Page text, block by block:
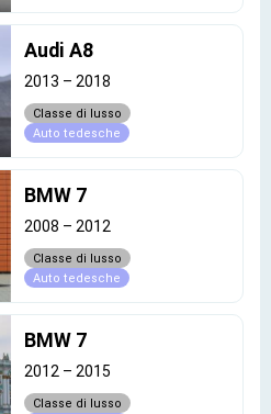
Audi A8
2013 – 2018
Classe di lusso
Auto tedesche
BMW 7
2008 – 2012
Classe di lusso
Auto tedesche
BMW 7
2012 – 2015
Classe di lusso